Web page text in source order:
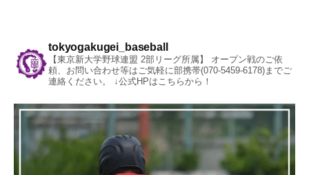
tokyogakugei_baseball
【東京新大学野球連盟 2部リーグ所属】
オープン戦のご依
頼、お問い合わせ等はご気軽に部携帯(070-5459-6178)までご
連絡ください。
↓公式HPはこちらから！